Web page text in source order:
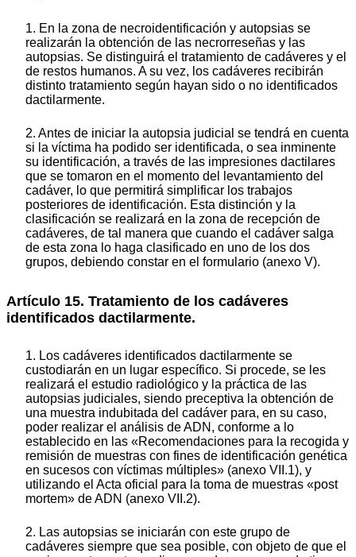
1. En la zona de necroidentificación y autopsias se
realizarán la obtención de las necrorreseñas y las
autopsias. Se distinguirá el tratamiento de cadáveres y el
de restos humanos. A su vez, los cadáveres recibirán
distinto tratamiento según hayan sido o no identificados
dactilarmente.
2. Antes de iniciar la autopsia judicial se tendrá en cuenta
si la víctima ha podido ser identificada, o sea inminente
su identificación, a través de las impresiones dactilares
que se tomaron en el momento del levantamiento del
cadáver, lo que permitirá simplificar los trabajos
posteriores de identificación. Esta distinción y la
clasificación se realizará en la zona de recepción de
cadáveres, de tal manera que cuando el cadáver salga
de esta zona lo haga clasificado en uno de los dos
grupos, debiendo constar en el formulario (anexo V).
Artículo 15. Tratamiento de los cadáveres
identificados dactilarmente.
1. Los cadáveres identificados dactilarmente se
custodiarán en un lugar específico. Si procede, se les
realizará el estudio radiológico y la práctica de las
autopsias judiciales, siendo preceptiva la obtención de
una muestra indubitada del cadáver para, en su caso,
poder realizar el análisis de ADN, conforme a lo
establecido en las «Recomendaciones para la recogida y
remisión de muestras con fines de identificación genética
en sucesos con víctimas múltiples» (anexo VII.1), y
utilizando el Acta oficial para la toma de muestras «post
mortem» de ADN (anexo VII.2).
2. Las autopsias se iniciarán con este grupo de
cadáveres siempre que sea posible, con objeto de que el